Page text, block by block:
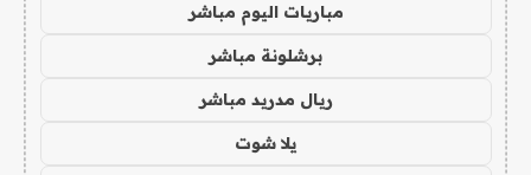
مباريات اليوم مباشر
برشلونة مباشر
ريال مدريد مباشر
يلا شوت